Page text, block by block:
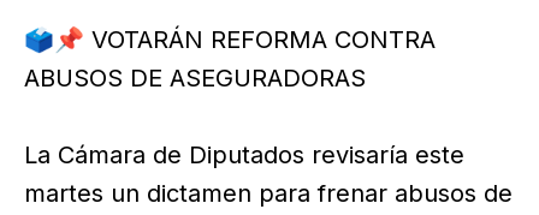
🗳️📌 VOTARÁN REFORMA CONTRA
ABUSOS DE ASEGURADORAS
La Cámara de Diputados revisaría este
martes un dictamen para frenar abusos de